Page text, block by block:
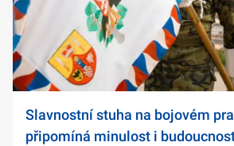
Slavnostní stuha na bojovém
připomíná minulost i